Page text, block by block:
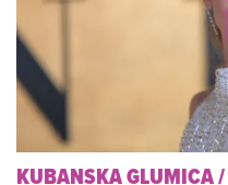
KUBANSKA GLUMICA/